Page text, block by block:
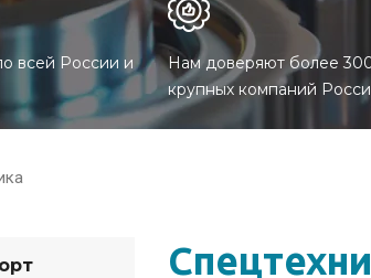
всей России и
Нам доверяют более
крупных компаний